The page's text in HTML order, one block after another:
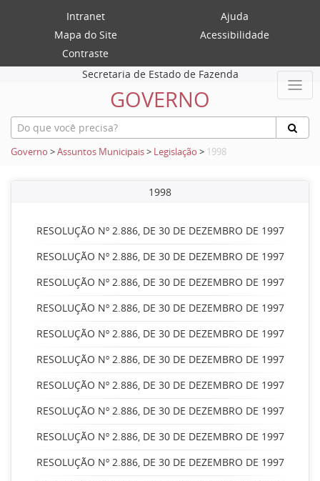
Intranet
Ajuda
Mapa do Site
Acessibilidade
Contraste
Secretaria de Estado de Fazenda
GOVERNO
Governo >Assuntos Municipais> Legislação > 1998
1998
RESOLUÇÃO Nº 2.886, DE 30 DE DEZEMBRO DE 1997
RESOLUÇÃO Nº 2.886, DE 30 DE DEZEMBRO DE 1997
RESOLUÇÃO Nº 2.886, DE 30 DE DEZEMBRO DE 1997
RESOLUÇÃO Nº 2.886, DE 30 DE DEZEMBRO DE 1997
RESOLUÇÃO Nº 2.886, DE 30 DE DEZEMBRO DE 1997
RESOLUÇÃO Nº 2.886, DE 30 DE DEZEMBRO DE 1997
RESOLUÇÃO Nº 2.886, DE 30 DE DEZEMBRO DE 1997
RESOLUÇÃO Nº 2.886, DE 30 DE DEZEMBRO DE 1997
RESOLUÇÃO Nº 2.886, DE 30 DE DEZEMBRO DE 1997
RESOLUÇÃO Nº 2.886, DE 30 DE DEZEMBRO DE 1997